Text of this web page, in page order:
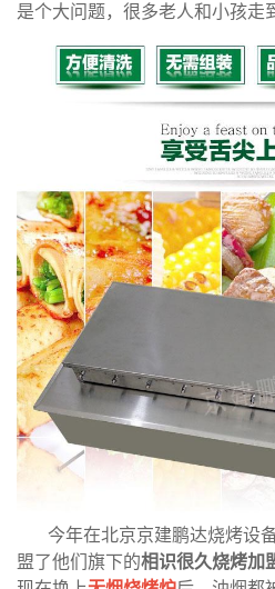
是个大问题，很多老人和小孩走
今年在北京京建鹏达烧烤设
盟了他们旗下的相识很久烧烤加